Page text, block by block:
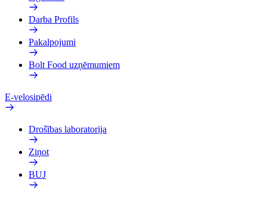
Darba Profils
Pakalpojumi
Bolt Food uzņēmumiem
E-velosipēdi
Drošības laboratorija
Ziņot
BUJ